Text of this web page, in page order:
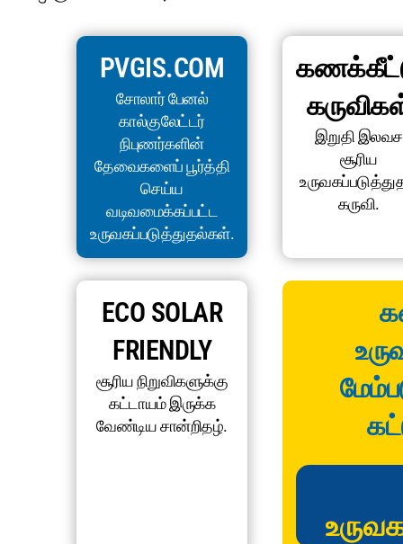
PVGIS.COM
சோலார் பேனல்
கால்குலேட்டர்
நிபுணர்களின்
தேவைகளைப் பூர்த்தி
செய்ய
வடிவமைக்கப்பட்ட
உருவகப்படுத்துதல்கள்.
இறுதி இலவச
சூரிய
கருவி.
ECO SOLAR
FRIENDLY
சூரிய நிறுவிகளுக்கு
கட்டாயம் இருக்க
வேண்டிய சான்றிதழ்.